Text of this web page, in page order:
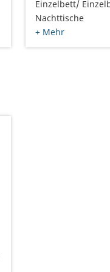
Einzelbett/
Nachttische
+ Mehr